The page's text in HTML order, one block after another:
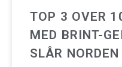
TOP 3 OVER
MED BRINT-
SLÅR NORDEN